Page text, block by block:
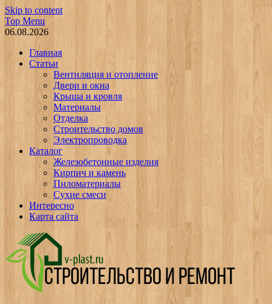
Skip to content
Top Menu
06.08.2026
Главная
Статьи
Вентиляция и отопление
Двери и окна
Крыша и кровля
Материалы
Отделка
Строительство домов
Электропроводка
Каталог
Железобетонные изделия
Кирпич и камень
Пиломатериалы
Сухие смеси
Интересно
Карта сайта